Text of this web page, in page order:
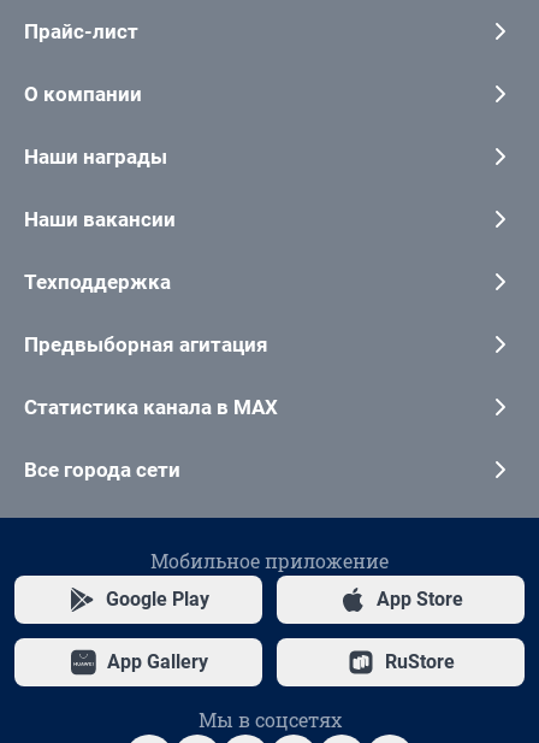
Прайс-лист
О компании
Наши награды
Наши вакансии
Техподдержка
Предвыборная агитация
Статистика канала в MAX
Все города сети
Мобильное приложение
Google Play App Store
App Gallery RuStore
Мы в соцсетях